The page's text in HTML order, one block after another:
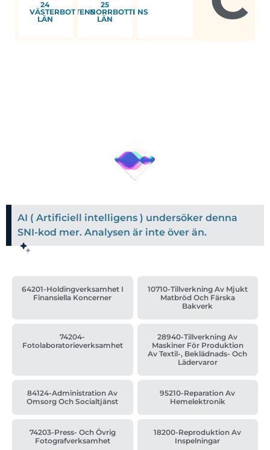
24
VÄSTERBOTTENS
LÄN
25
NORRBOTTENS
LÄN
AI ( Artificiell intelligens ) undersöker denna
SNI-kod mer. Analysen är inte över än.
64201-Holdingverksamhet I
Finansiella Koncerner
10710-Tillverkning Av Mjukt
Matbröd Och Färska
Bakverk
74204-
Fotolaboratorieverksamhet
28940-Tillverkning Av
Maskiner För Produktion
Av Textil-, Beklädnads- Och
Lädervaror
84124-Administration Av
Omsorg Och Socialtjänst
95210-Reparation Av
Hemelektronik
74203-Press- Och Övrig
Fotografverksamhet
18200-Reproduktion Av
Inspelningar